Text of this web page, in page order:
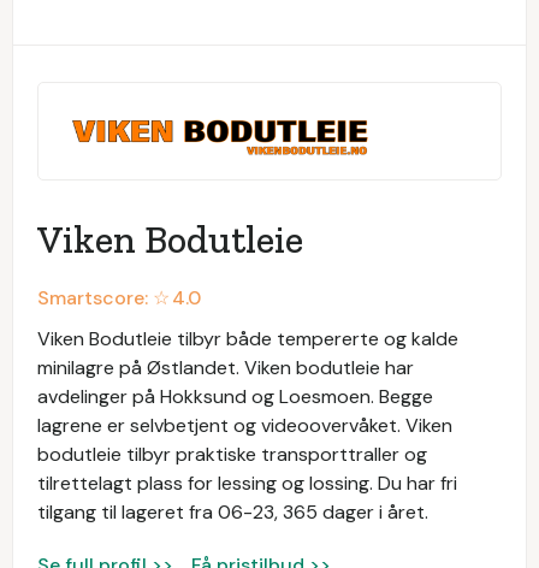
Viken Bodutleie
Smartscore: ☆4.0
Viken Bodutleie tilbyr både tempererte og kalde
minilagre på Østlandet. Viken bodutleie har
avdelinger på Hokksund og Loesmoen. Begge
lagrene er selvbetjent og videoovervåket. Viken
bodutleie tilbyr praktiske transporttraller og
tilrettelagt plass for lessing og lossing. Du har fri
tilgang til lageret fra 06-23, 365 dager i året.